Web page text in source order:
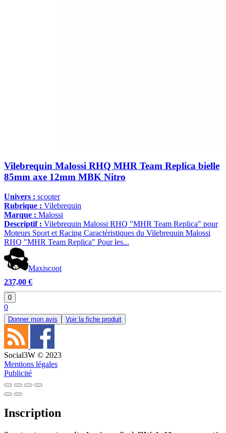
Vilebrequin Malossi RHQ MHR Team Replica bielle
85mm axe 12mm MBK Nitro
Univers : scooter
Rubrique : Vilebrequin
Marque : Malossi
Descriptif : Vilebrequin Malossi RHQ "MHR Team Replica" pour
Moteurs Sport et Racing Caractéristiques du Vilebrequin Malossi
RHQ "MHR Team Replica" Pour les...
Maxiscoot
237,00 €
0
0
Donner mon avis Voir la fiche produit
Social3W © 2023
Mentions légales
Publicité
Inscription